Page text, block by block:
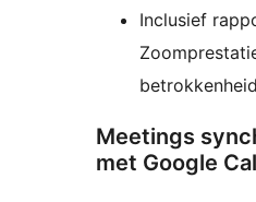
Inclusief
betrokkenheid
Meetings
met Google